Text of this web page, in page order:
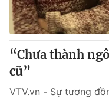
“Chưa thành
cũ”
VTV.vn - Sự tương